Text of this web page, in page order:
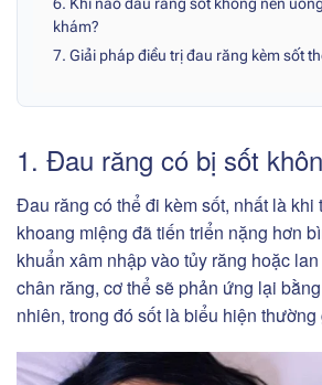
6. Khi nào đau răng sốt không nên
khám?
7. Giải pháp điều trị đau răng kèm sốt
1. Đau răng có bị sốt
Đau răng có thể đi kèm sốt, nhất là khi
khoang miệng đã tiến triển nặng hơn
khuẩn xâm nhập vào tủy răng hoặc
chân răng, cơ thể sẽ phản ứng lại
nhiên, trong đó sốt là biểu hiện thường